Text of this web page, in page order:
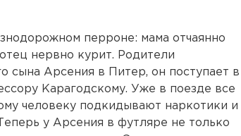
перроне: мама отчаянно
нервно курит. Родители
сына Арсения в Питер, он поступает в
Карагодскому. Уже в поезде все
человеку подкидывают наркотики и
у Арсения в футляре не только